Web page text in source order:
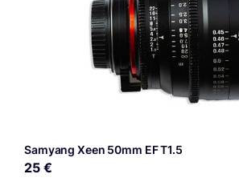
Samyang Xeen 50mm EF T1.5
25 €